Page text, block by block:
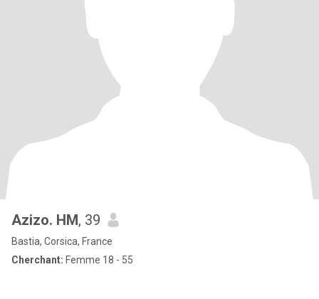
Azizo. HM, 39
Bastia, Corsica, France
Cherchant: Femme 18 - 55